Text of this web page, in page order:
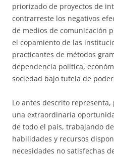
priorizado de proyectos de
contrarreste los negativos
de medios de comunicación
el copamiento de las
practicantes de métodos
dependencia política,
sociedad bajo tutela de
Lo antes descrito
una extraordinaria
de todo el país, trabajando
habilidades y recursos
necesidades no satisfechas